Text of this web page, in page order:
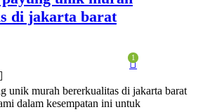
di jakarta barat
1
unik murah bererkualitas di jakarta barat
dalam kesempatan ini untuk